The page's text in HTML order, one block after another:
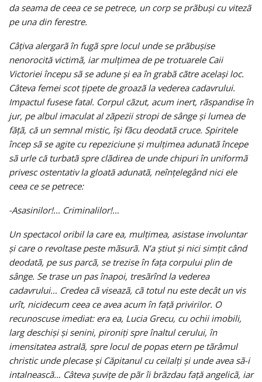
da seama de ceea ce se petrece, un corp se prãbuşi cu vitezã
pe una din ferestre.
Câţiva alergarã în fugã spre locul unde se prãbuşise
nenorocită victimã, iar mulţimea de pe trotuarele Caii
Victoriei începu sã se adune şi ea în grabã cãtre acelaşi loc.
Câteva femei scot ţipete de groazã la vederea cadavrului.
Impactul fusese fatal. Corpul cãzut, acum inert, rãspandise în
jur, pe albul imaculat al zãpezii stropi de sânge şi lumea de
făţã, că un semnal mistic, îşi fãcu deodatã cruce. Spiritele
încep sã se agite cu repeziciune şi mulţimea adunatã începe
sã urle că turbatã spre clãdirea de unde chipuri în uniformã
privesc ostentativ la gloată adunatã, neînţelegând nici ele
ceea ce se petrece:
-Asasinilor!… Criminalilor!…
Un spectacol oribil la care ea, mulţimea, asistase involuntar
şi care o revoltase peste mãsurã. N’a ştiut şi nici simţit când
deodatã, pe sus parcã, se trezise în faţa corpului plin de
sânge. Se trase un pas înapoi, tresãrînd la vederea
cadavrului… Credea cã viseazã, cã totul nu este decât un vis
urît, nicidecum ceea ce avea acum în faţă privirilor. O
recunoscuse imediat: era ea, Lucia Grecu, cu ochii imobili,
larg deschişi şi senini, pironiţi spre înaltul cerului, în
imensitatea astralã, spre locul de popas etern pe tãrâmul
christic unde plecase şi Căpitanul cu ceilalţi şi unde avea sã-i
intalneascã… Câteva şuviţe de pãr îi brãzdau faţă angelicã, iar